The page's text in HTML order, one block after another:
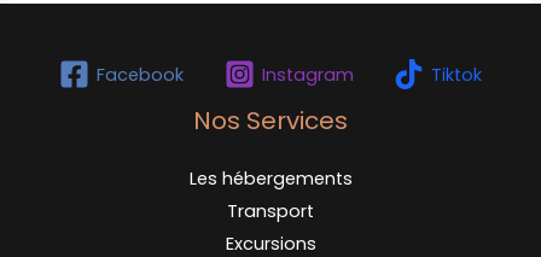
Facebook Instagram Tiktok
Nos Services
Les hébergements
Transport
Excursions